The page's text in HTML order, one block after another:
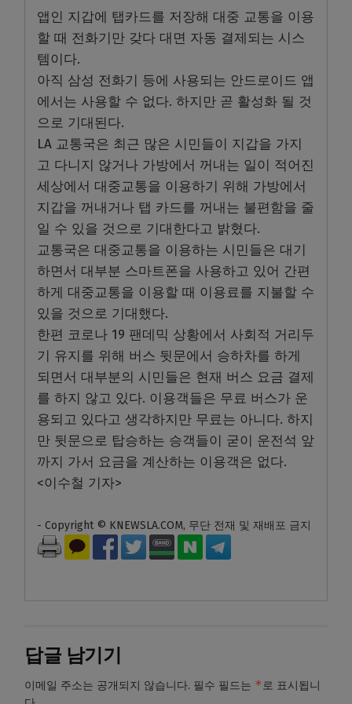
앱인 지갑에 탭카드를 저장해 대중 교통을 이용
할 때 전화기만 갖다 대면 자동 결제되는 시스
템이다.
아직 삼성 전화기 등에 사용되는 안드로이드 앱
에서는 사용할 수 없다. 하지만 곧 활성화 될 것
으로 기대된다.
LA 교통국은 최근 많은 시민들이 지갑을 가지
고 다니지 않거나 가방에서 꺼내는 일이 적어진
세상에서 대중교통을 이용하기 위해 가방에서
지갑을 꺼내거나 탭 카드를 꺼내는 불편함을 줄
일 수 있을 것으로 기대한다고 밝혔다.
교통국은 대중교통을 이용하는 시민들은 대기
하면서 대부분 스마트폰을 사용하고 있어 간편
하게 대중교통을 이용할 때 이용료를 지불할 수
있을 것으로 기대했다.
한편 코로나 19 팬데믹 상황에서 사회적 거리두
기 유지를 위해 버스 뒷문에서 승하차를 하게
되면서 대부분의 시민들은 현재 버스 요금 결제
를 하지 않고 있다. 이용객들은 무료 버스가 운
용되고 있다고 생각하지만 무료는 아니다. 하지
만 뒷문으로 탑승하는 승객들이 굳이 운전석 앞
까지 가서 요금을 계산하는 이용객은 없다.
<이수철 기자>
- Copyright © KNEWSLA.COM, 무단 전재 및 재배포 금지
답글 남기기
이메일 주소는 공개되지 않습니다. 필수 필드는 *로 표시됩니